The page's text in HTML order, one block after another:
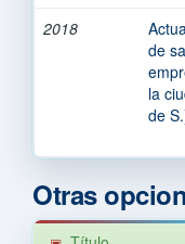
2018
de
la
de
Otras